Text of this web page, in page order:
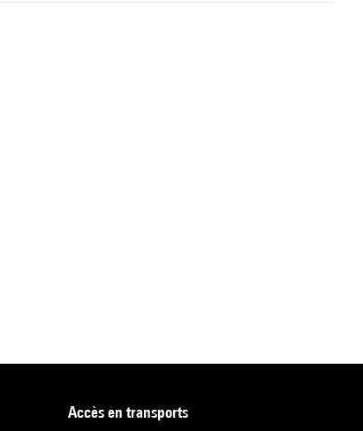
accès en transports